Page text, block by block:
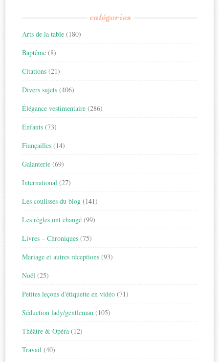
catégories
Arts de la table (180)
Baptême (8)
Citations (21)
Divers sujets (406)
Élégance vestimentaire (286)
Enfants (73)
Fiançailles (14)
Galanterie (69)
International (27)
Les coulisses du blog (141)
Les règles ont changé (99)
Livres – Chroniques (75)
Mariage et autres réceptions (93)
Noël (25)
Petites leçons d'étiquette en vidéo (71)
Séduction lady/gentleman (105)
Théâtre & Opéra (12)
Travail (40)